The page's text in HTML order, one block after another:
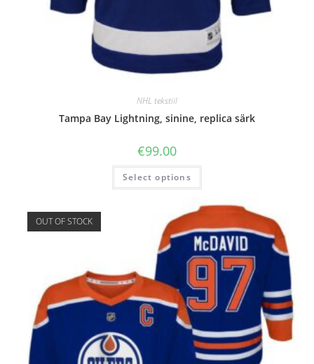
NHL tekstiil
Tampa Bay Lightning, sinine, replica särk
€99.00
Select options
OUT OF STOCK